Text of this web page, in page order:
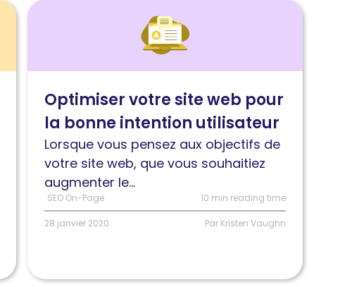
Lire
web
pour
bonne
intention
utilisateur
Optimiser votre site web pour
la bonne intention utilisateur
Lorsque vous pensez aux objectifs de
votre site web, que vous souhaitiez
augmenter le...
SEO On-Page 10 min reading time
28 janvier 2020 Par Kristen Vaughn